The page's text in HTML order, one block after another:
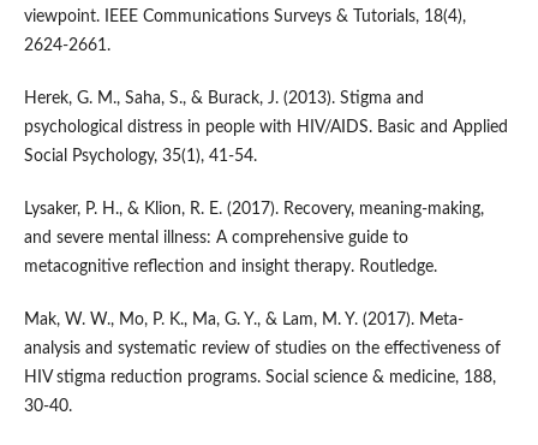
viewpoint. IEEE Communications Surveys & Tutorials, 18(4),
2624-2661.
Herek, G. M., Saha, S., & Burack, J. (2013). Stigma and
psychological distress in people with HIV/AIDS. Basic and Applied
Social Psychology, 35(1), 41-54.
Lysaker, P. H., & Klion, R. E. (2017). Recovery, meaning-making,
and severe mental illness: A comprehensive guide to
metacognitive reflection and insight therapy. Routledge.
Mak, W. W., Mo, P. K., Ma, G. Y., & Lam, M. Y. (2017). Meta-
analysis and systematic review of studies on the effectiveness of
HIV stigma reduction programs. Social science & medicine, 188,
30-40.